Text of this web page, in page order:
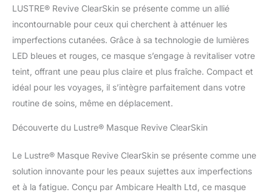
LUSTRE® Revive ClearSkin se présente comme un allié
incontournable pour ceux qui cherchent à atténuer les
imperfections cutanées. Grâce à sa technologie de lumières
LED bleues et rouges, ce masque s’engage à revitaliser votre
teint, offrant une peau plus claire et plus fraîche. Compact et
idéal pour les voyages, il s’intègre parfaitement dans votre
routine de soins, même en déplacement.
Découverte du Lustre® Masque Revive ClearSkin
Le Lustre® Masque Revive ClearSkin se présente comme une
solution innovante pour les peaux sujettes aux imperfections
et à la fatigue. Conçu par Ambicare Health Ltd, ce masque